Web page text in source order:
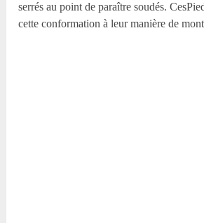
serrés au point de paraître soudés.
cette conformation à leur manière de